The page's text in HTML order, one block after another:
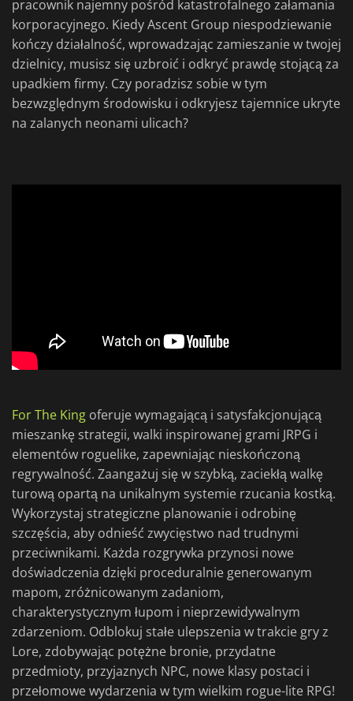
pracownik najemny pośród katastrofalnego załamania
korporacyjnego. Kiedy Ascent Group niespodziewanie
kończy działalność, wprowadzając zamieszanie w twojej
dzielnicy, musisz się uzbroić i odkryć prawdę stojącą za
upadkiem firmy. Czy poradzisz sobie w tym
bezwzględnym środowisku i odkryjesz tajemnice ukryte
na zalanych neonami ulicach?
For The King oferuje wymagającą i satysfakcjonującą
mieszankę strategii, walki inspirowanej grami JRPG i
elementów roguelike, zapewniając nieskończoną
regrywalność. Zaangażuj się w szybką, zaciekłą walkę
turową opartą na unikalnym systemie rzucania kostką.
Wykorzystaj strategiczne planowanie i odrobinę
szczęścia, aby odnieść zwycięstwo nad trudnymi
przeciwnikami. Każda rozgrywka przynosi nowe
doświadczenia dzięki proceduralnie generowanym
mapom, zróżnicowanym zadaniom,
charakterystycznym łupom i nieprzewidywalnym
zdarzeniom. Odblokuj stałe ulepszenia w trakcie gry z
Lore, zdobywając potężne bronie, przydatne
przedmioty, przyjaznych NPC, nowe klasy postaci i
przełomowe wydarzenia w tym wielkim rogue-lite RPG!